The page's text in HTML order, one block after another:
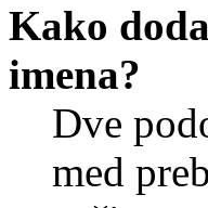
Kako
imena?
Dve
med